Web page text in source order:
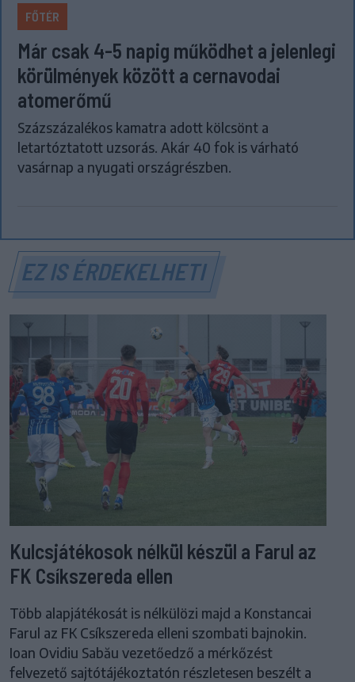
FŐTÉR
Már csak 4-5 napig működhet a jelenlegi
körülmények között a cernavodai
atomerőmű
Százszázalékos kamatra adott kölcsönt a
letartóztatott uzsorás. Akár 40 fok is várható
vasárnap a nyugati országrészben.
EZ IS ÉRDEKELHETI
Kulcsjátékosok nélkül készül a Farul az
FK Csíkszereda ellen
Több alapjátékosát is nélkülözi majd a Konstancai
Farul az FK Csíkszereda elleni szombati bajnokin.
Ioan Ovidiu Sabău vezetőedző a mérkőzést
felvezető sajtótájékoztatón részletesen beszélt a